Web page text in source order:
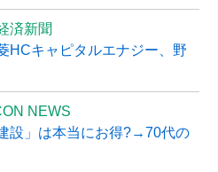
済新聞
HCキャピタルエナジー、野
NEWS
設」は本当にお得?→70代の